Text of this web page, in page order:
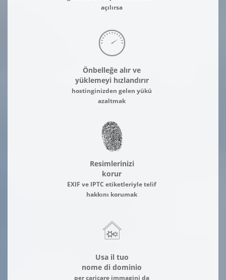
açılırsa
Önbelleğe alır ve
yüklemeyi hızlandırır
hostinginizden gelen yükü
azaltmak
Resimlerinizi
korur
EXIF ve IPTC etiketleriyle telif
hakkını korumak
Usa il tuo
nome di dominio
per caricare immagini da